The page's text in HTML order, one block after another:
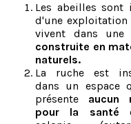
Les abeilles sont
d'une
vivent dans une
construite en
naturels.
La ruche est
dans un espace
présente
aucun
pour la santé